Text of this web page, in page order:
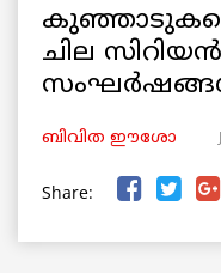
ചില
ബിവിത ഈശോ
Share: